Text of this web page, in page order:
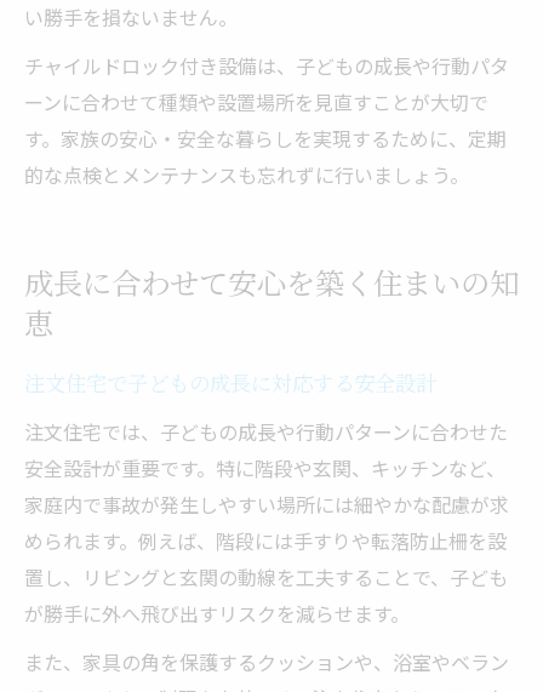
い勝手を損ないません。
チャイルドロック付き設備は、子どもの成長や行動パタ
ーンに合わせて種類や設置場所を見直すことが大切で
す。家族の安心・安全な暮らしを実現するために、定期
的な点検とメンテナンスも忘れずに行いましょう。
成長に合わせて安心を築く住まいの知
恵
注文住宅で子どもの成長に対応する安全設計
注文住宅では、子どもの成長や行動パターンに合わせた
安全設計が重要です。特に階段や玄関、キッチンなど、
家庭内で事故が発生しやすい場所には細やかな配慮が求
められます。例えば、階段には手すりや転落防止柵を設
置し、リビングと玄関の動線を工夫することで、子ども
が勝手に外へ飛び出すリスクを減らせます。
また、家具の角を保護するクッションや、浴室やベラン